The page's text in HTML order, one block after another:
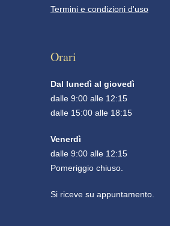
Termini e condizioni d'uso
Orari
Dal lunedì al giovedì
dalle 9:00 alle 12:15
dalle 15:00 alle 18:15
Venerdì
dalle 9:00 alle 12:15
Pomeriggio chiuso.
Si riceve su appuntamento.